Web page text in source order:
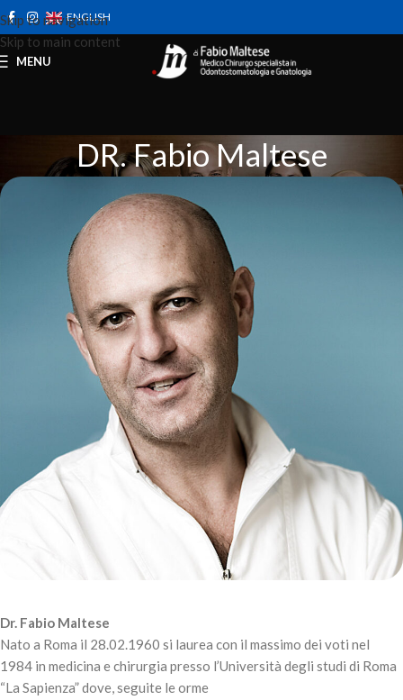
Skip to navigation
Skip to main content
ENGLISH
MENU
DR. Fabio Maltese
Dr. Fabio Maltese
Nato a Roma il 28.02.1960 si laurea con il massimo dei voti nel
1984 in medicina e chirurgia presso l’Università degli studi di Roma
“La Sapienza” dove, seguite le orme